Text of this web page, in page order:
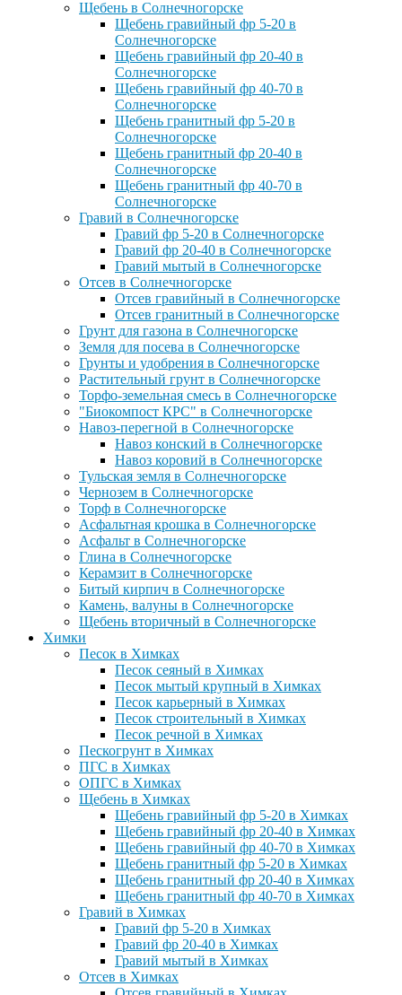
Щебень в Солнечногорске
Щебень гравийный фр 5-20 в
Солнечногорске
Щебень гравийный фр 20-40 в
Солнечногорске
Щебень гравийный фр 40-70 в
Солнечногорске
Щебень гранитный фр 5-20 в
Солнечногорске
Щебень гранитный фр 20-40 в
Солнечногорске
Щебень гранитный фр 40-70 в
Солнечногорске
Гравий в Солнечногорске
Гравий фр 5-20 в Солнечногорске
Гравий фр 20-40 в Солнечногорске
Гравий мытый в Солнечногорске
Отсев в Солнечногорске
Отсев гравийный в Солнечногорске
Отсев гранитный в Солнечногорске
Грунт для газона в Солнечногорске
Земля для посева в Солнечногорске
Грунты и удобрения в Солнечногорске
Растительный грунт в Солнечногорске
Торфо-земельная смесь в Солнечногорске
"Биокомпост КРС" в Солнечногорске
Навоз-перегной в Солнечногорске
Навоз конский в Солнечногорске
Навоз коровий в Солнечногорске
Тульская земля в Солнечногорске
Чернозем в Солнечногорске
Торф в Солнечногорске
Асфальтная крошка в Солнечногорске
Асфальт в Солнечногорске
Глина в Солнечногорске
Керамзит в Солнечногорске
Битый кирпич в Солнечногорске
Камень, валуны в Солнечногорске
Щебень вторичный в Солнечногорске
Химки
Песок в Химках
Песок сеяный в Химках
Песок мытый крупный в Химках
Песок карьерный в Химках
Песок строительный в Химках
Песок речной в Химках
Пескогрунт в Химках
ПГС в Химках
ОПГС в Химках
Щебень в Химках
Щебень гравийный фр 5-20 в Химках
Щебень гравийный фр 20-40 в Химках
Щебень гравийный фр 40-70 в Химках
Щебень гранитный фр 5-20 в Химках
Щебень гранитный фр 20-40 в Химках
Щебень гранитный фр 40-70 в Химках
Гравий в Химках
Гравий фр 5-20 в Химках
Гравий фр 20-40 в Химках
Гравий мытый в Химках
Отсев в Химках